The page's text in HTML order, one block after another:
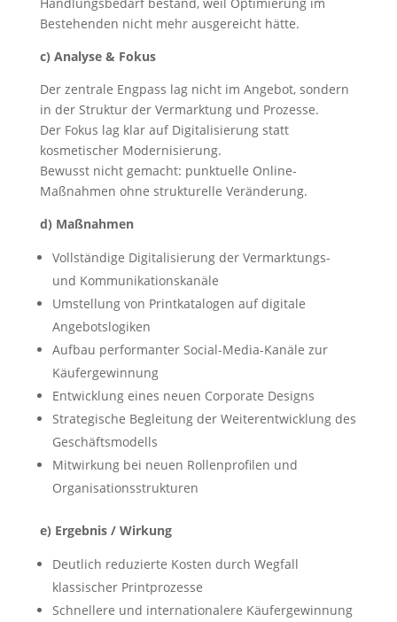
Handlungsbedarf bestand, weil Optimierung im
Bestehenden nicht mehr ausgereicht hätte.
c) Analyse & Fokus
Der zentrale Engpass lag nicht im Angebot, sondern
in der Struktur der Vermarktung und Prozesse.
Der Fokus lag klar auf Digitalisierung statt
kosmetischer Modernisierung.
Bewusst nicht gemacht: punktuelle Online-
Maßnahmen ohne strukturelle Veränderung.
d) Maßnahmen
Vollständige Digitalisierung der Vermarktungs-
und Kommunikationskanäle
Umstellung von Printkatalogen auf digitale
Angebotslogiken
Aufbau performanter Social-Media-Kanäle zur
Käufergewinnung
Entwicklung eines neuen Corporate Designs
Strategische Begleitung der Weiterentwicklung des
Geschäftsmodells
Mitwirkung bei neuen Rollenprofilen und
Organisationsstrukturen
e) Ergebnis / Wirkung
Deutlich reduzierte Kosten durch Wegfall
klassischer Printprozesse
Schnellere und internationalere Käufergewinnung